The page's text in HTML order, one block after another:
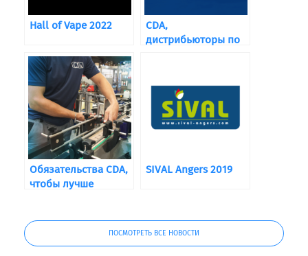
Hall of Vape 2022
CDA,
дистрибьюторы по
Обязательства CDA,
чтобы лучше
SIVAL Angers 2019
ПОСМОТРЕТЬ ВСЕ НОВОСТИ